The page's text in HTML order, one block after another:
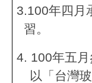
3.100年四月
習。
4. 100年五
以「台灣